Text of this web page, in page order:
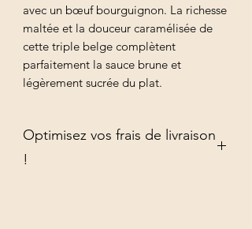
avec un bœuf bourguignon. La richesse
maltée et la douceur caramélisée de
cette triple belge complètent
parfaitement la sauce brune et
légèrement sucrée du plat.
Optimisez vos frais de livraison
!